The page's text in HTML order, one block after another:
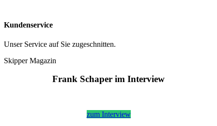
Kundenservice
Unser Service auf Sie zugeschnitten.
Skipper Magazin
Frank Schaper im Interview
zum Interview